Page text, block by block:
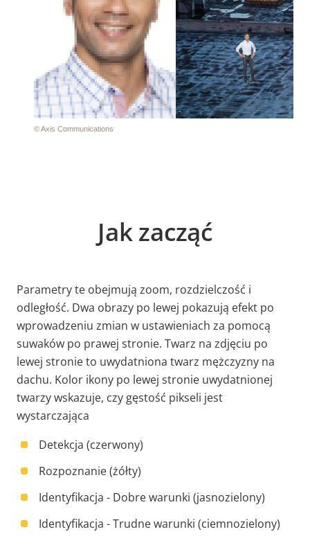
Jak zacząć
Parametry te obejmują zoom, rozdzielczość i
odległość. Dwa obrazy po lewej pokazują efekt po
wprowadzeniu zmian w ustawieniach za pomocą
suwaków po prawej stronie. Twarz na zdjęciu po
lewej stronie to uwydatniona twarz mężczyzny na
dachu. Kolor ikony po lewej stronie uwydatnionej
twarzy wskazuje, czy gęstość pikseli jest
wystarczająca
Detekcja (czerwony)
Rozpoznanie (żółty)
Identyfikacja - Dobre warunki (jasnozielony)
Identyfikacja - Trudne warunki (ciemnozielony)